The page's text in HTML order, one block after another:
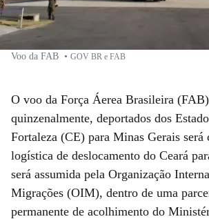
Voo da FAB • GOV BR e FAB
O voo da Força Áerea Brasileira
quinzenalmente, deportados dos
Fortaleza (CE) para Minas Gerais será
logística de deslocamento do Ceará
será assumida pela Organização
Migrações (OIM), dentro de uma
permanente de acolhimento do